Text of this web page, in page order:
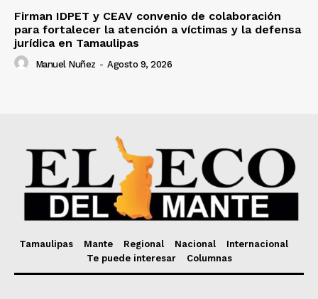
Firman IDPET y CEAV convenio de colaboración
para fortalecer la atención a víctimas y la defensa
jurídica en Tamaulipas
Manuel Nuñez - Agosto 9, 2026
Tamaulipas Mante Regional Nacional
Internacional
Te puede interesar
Columnas